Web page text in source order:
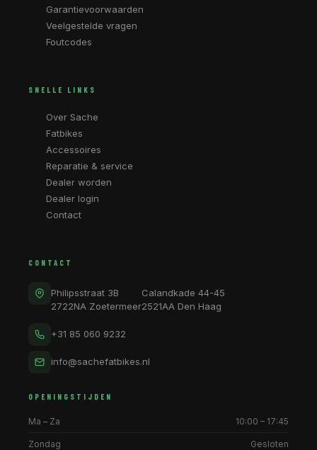
Garantievoorwaarden
Veelgestelde vragen
Foutcodes
SNELLE LINKS
Over Sache
Fatbikes
Accessoires
Reparatie & service
Dealer worden
Dealer login
Contact
CONTACT
Philipsstraat 3B
2722NA Zoetermeer
Calandkade 44-45
2521AA Den Haag
+31 85 060 9232
info@sachefatbikes.nl
OPENINGSTIJDEN
Ma – Za 10:00 – 17:45
Zondag Gesloten